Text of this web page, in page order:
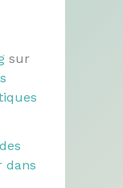
sur
dans